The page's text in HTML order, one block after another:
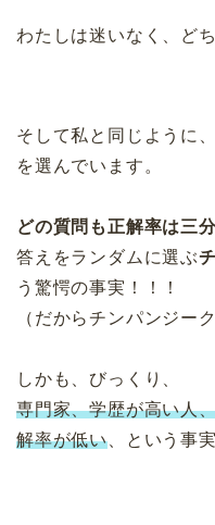
わたしは迷いなく、ど
そして私と同じように
を選んでいます。
どの質問も正解率は三
答えをランダムに選ぶ
う驚愕の事実！！！
（だからチンパンジー
しかも、びっくり、
専門家、学歴が高い人
解率が低い 、という事実